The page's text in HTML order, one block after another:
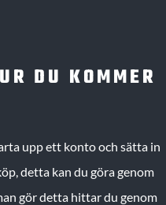
DU KOMMER
upp ett konto och sätta in
detta kan du göra genom
gör detta hittar du genom